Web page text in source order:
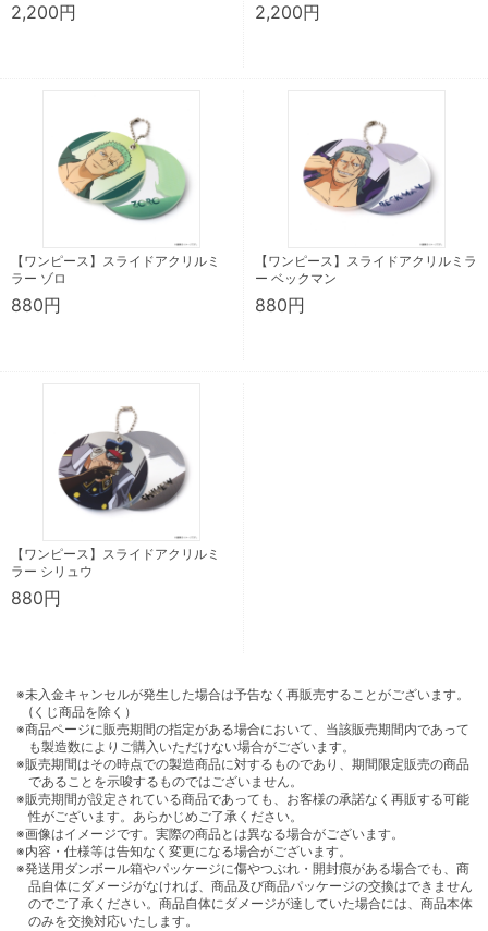
2,200円 2,200円
【ワンピース】スライドアクリルミ
ラー ゾロ
880円
【ワンピース】スライドアクリルミラ
ー ベックマン
880円
【ワンピース】スライドアクリルミ
ラー シリュウ
880円
※未入金キャンセルが発生した場合は予告なく再販売することがございます。
(くじ商品を除く）
※商品ページに販売期間の指定がある場合において、当該販売期間内であって
も製造数によりご購入いただけない場合がございます。
※販売期間はその時点での製造商品に対するものであり、期間限定販売の商品
であることを示唆するものではございません。
※販売期間が設定されている商品であっても、お客様の承諾なく再販する可能
性がございます。あらかじめご了承ください。
※画像はイメージです。実際の商品とは異なる場合がございます。
※内容・仕様等は告知なく変更になる場合がございます。
※発送用ダンボール箱やパッケージに傷やつぶれ・開封痕がある場合でも、商
品自体にダメージがなければ、商品及び商品パッケージの交換はできません
のでご了承ください。商品自体にダメージが達していた場合には、商品本体
のみを交換対応いたします。